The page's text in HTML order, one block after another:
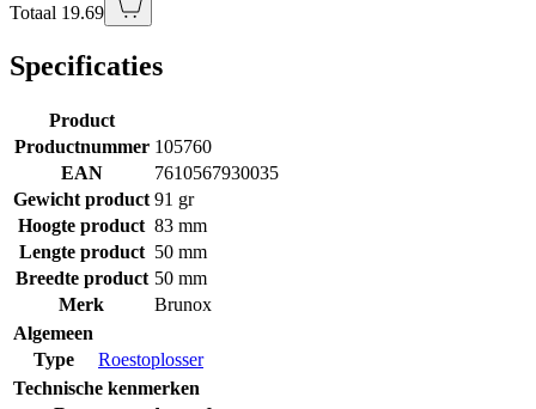
Totaal 19.69
Specificaties
Product
Productnummer 105760
EAN
7610567930035
Gewicht product 91 gr
Hoogte product 83 mm
Lengte product 50 mm
Breedte product 50 mm
Merk
Brunox
Algemeen
Type
Roestoplosser
Technische kenmerken